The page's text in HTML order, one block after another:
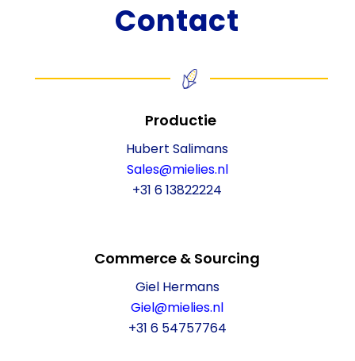
Contact
Productie
Hubert Salimans
Sales@mielies.nl
+31 6 13822224
Commerce & Sourcing
Giel Hermans
Giel@mielies.nl
+31 6 54757764